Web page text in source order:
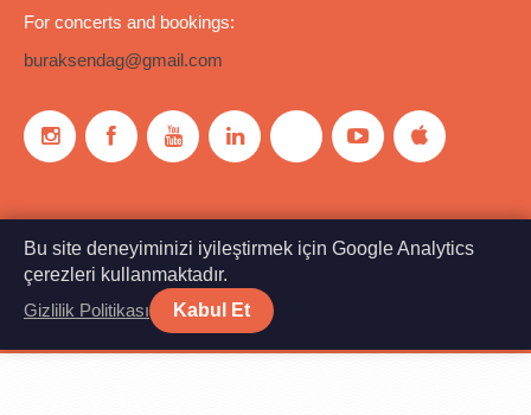
For concerts and bookings:
buraksendag@gmail.com
© Copyright 2026. - Burak Şendağ
Bu site deneyiminizi iyileştirmek için Google Analytics
çerezleri kullanmaktadır.
Gizlilik Politikası Kabul Et